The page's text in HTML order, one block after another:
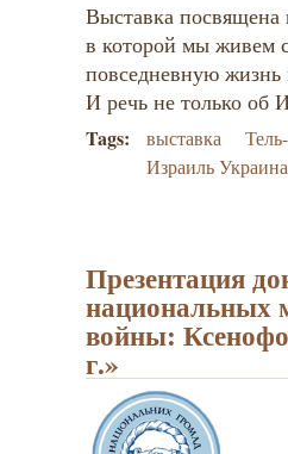
Выставка
в которой мы живем
повседневную жизнь
И речь не только об
Tags: выставка
Израиль Украина
Презентация
национальных
войны:
г.»